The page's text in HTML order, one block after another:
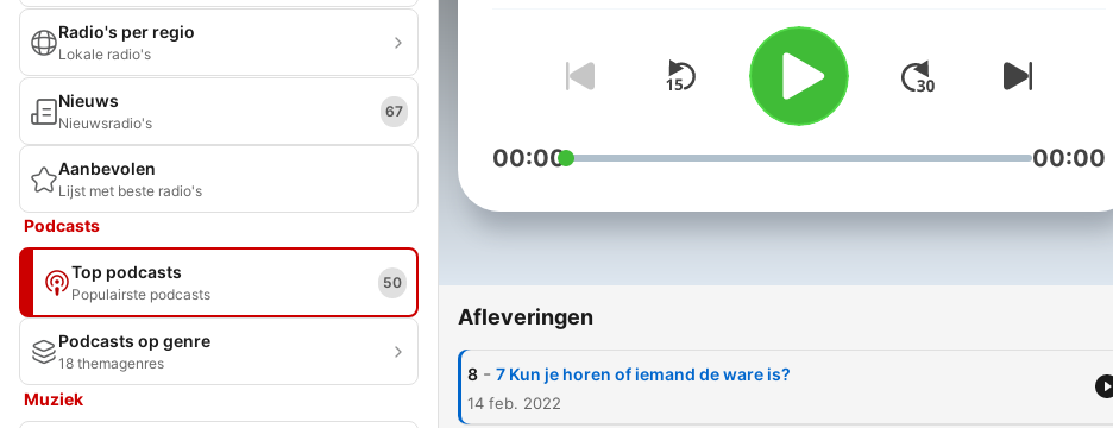
Radio's per regio
Lokale radio's
Nieuws
Nieuwsradio's
67
Aanbevolen
Lijst met beste radio's
Podcasts
Top podcasts
Populairste podcasts
50
Podcasts op genre
18 themagenres
Muziek
je je eigen stem lelijk? Waarom
zingt je moeder in een koor?
Kun je horen of iemand homo
is? Waarom praat je platter bij
wel echt van jou? En waarom
doe je iedere dag. Vaak praten
zelfs als we niks te vertellen
hebben zegt hoe we praten al
00:00 00:00
Afleveringen
8 - 7 Kun je horen of iemand de ware is?
14 feb. 2022